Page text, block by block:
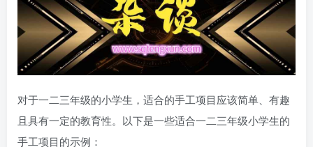
对于一二三年级的小学生，适合的手工项目应该简单、有趣
且具有一定的教育性。以下是一些适合一二三年级小学生的
手工项目的示例：